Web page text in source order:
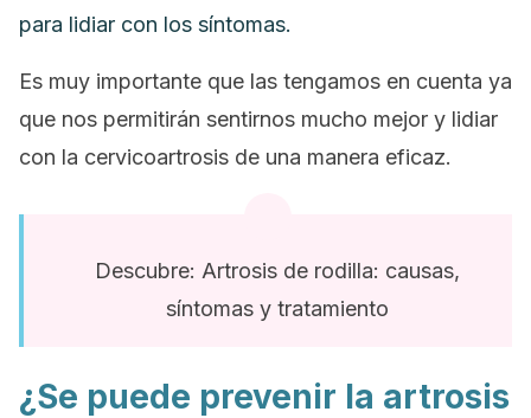
para lidiar con los síntomas.
Es muy importante que las tengamos en cuenta ya
que nos permitirán sentirnos mucho mejor y lidiar
con la cervicoartrosis de una manera eficaz.
Descubre: Artrosis de rodilla: causas,
síntomas y tratamiento
¿Se puede prevenir la artrosis